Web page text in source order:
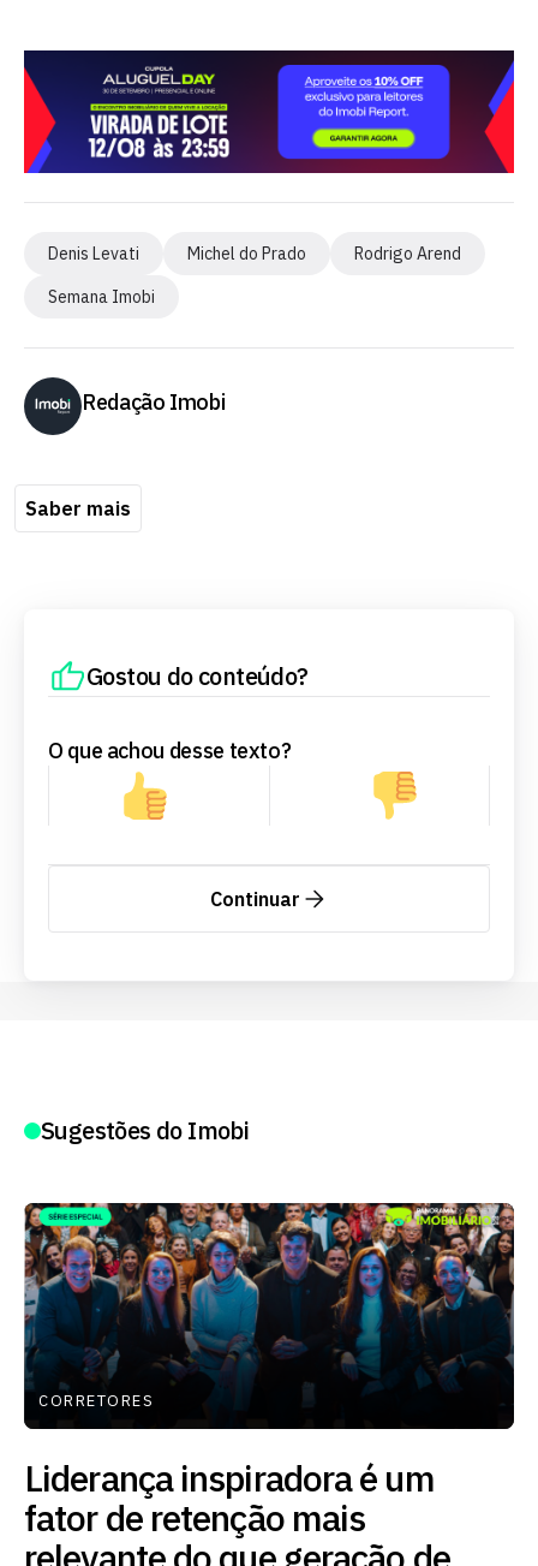
Denis Levati Michel do Prado
Rodrigo Arend
Semana Imobi
Redação Imobi
Saber mais
Gostou do conteúdo?
O que achou desse texto?
Continuar
Sugestões do Imobi
CORRETORES
Liderança inspiradora é um
fator de retenção mais
relevante do que geração de